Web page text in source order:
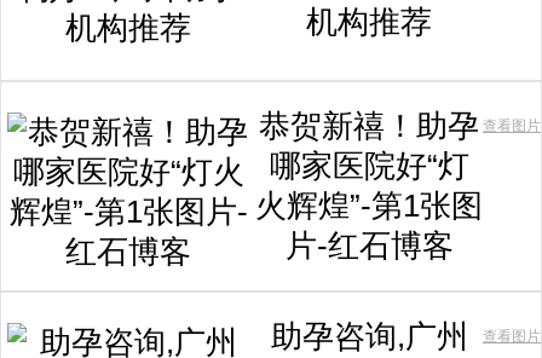
机构推荐
恭贺新禧！助孕
哪家医院好“灯
火辉煌”-第1张图
片-红石博客
查看图片
助孕咨询,广州
查看图片